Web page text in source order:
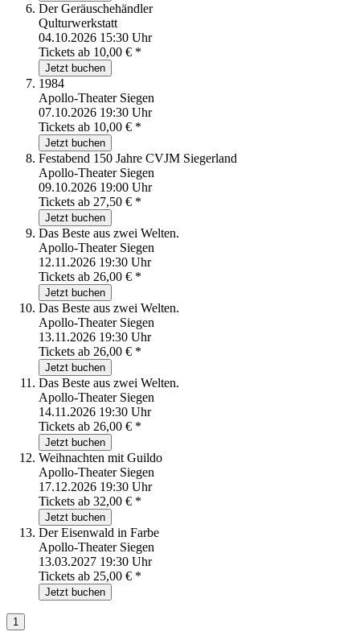
Der Geräuschehändler
Qulturwerkstatt
04.10.2026 15:30 Uhr
Tickets ab 10,00 € *
Jetzt buchen
1984
Apollo-Theater Siegen
07.10.2026 19:30 Uhr
Tickets ab 10,00 € *
Jetzt buchen
Festabend 150 Jahre CVJM Siegerland
Apollo-Theater Siegen
09.10.2026 19:00 Uhr
Tickets ab 27,50 € *
Jetzt buchen
Das Beste aus zwei Welten.
Apollo-Theater Siegen
12.11.2026 19:30 Uhr
Tickets ab 26,00 € *
Jetzt buchen
Das Beste aus zwei Welten.
Apollo-Theater Siegen
13.11.2026 19:30 Uhr
Tickets ab 26,00 € *
Jetzt buchen
Das Beste aus zwei Welten.
Apollo-Theater Siegen
14.11.2026 19:30 Uhr
Tickets ab 26,00 € *
Jetzt buchen
Weihnachten mit Guildo
Apollo-Theater Siegen
17.12.2026 19:30 Uhr
Tickets ab 32,00 € *
Jetzt buchen
Der Eisenwald in Farbe
Apollo-Theater Siegen
13.03.2027 19:30 Uhr
Tickets ab 25,00 € *
Jetzt buchen
1